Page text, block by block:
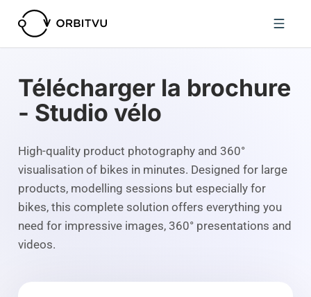
Télécharger la brochure
- Studio vélo
High-quality product photography and 360°
visualisation of bikes in minutes. Designed for large
products, modelling sessions but especially for
bikes, this complete solution offers everything you
need for impressive images, 360° presentations and
videos.